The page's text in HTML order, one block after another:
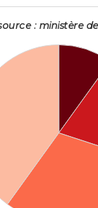
: ministère